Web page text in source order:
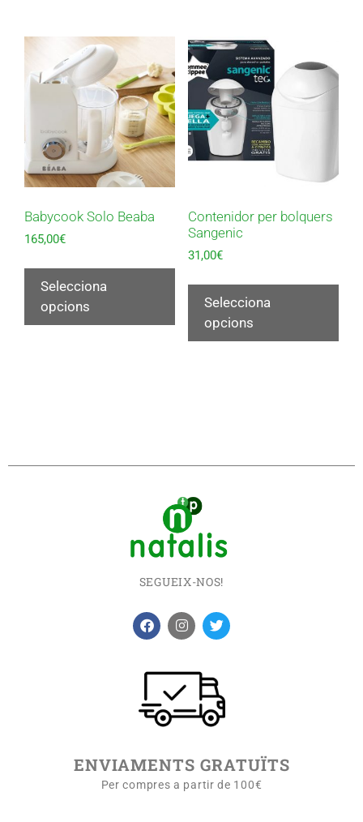
Babycook Solo Beaba
165,00€
Selecciona
opcions
Contenidor per bolquers
Sangenic
31,00€
Selecciona
opcions
SEGUEIX-NOS!
ENVIAMENTS GRATUÏTS
Per compres a partir de 100€